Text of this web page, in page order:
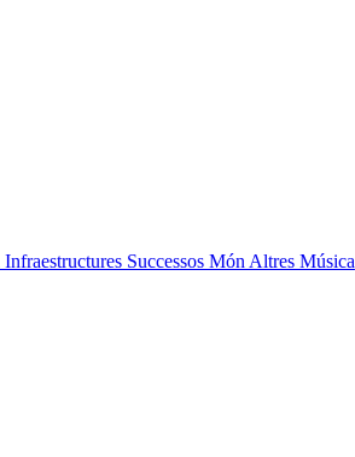
Infraestructures Successos Món Altres Música